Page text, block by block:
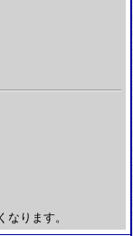
ります。